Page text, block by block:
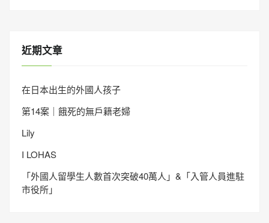
近期文章
在日本出生的外國人孩子
第14案｜餓死的無戶籍老婦
Lily
I LOHAS
「外國人留學生人數首次突破40萬人」&「入管人員進駐
市役所」